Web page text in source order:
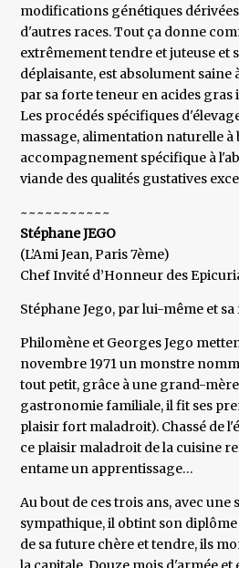
modifications génétiques
d'autres races. Tout ça donne
extrêmement tendre et juteuse et
déplaisante, est absolument saine
par sa forte teneur en acides gras
Les procédés spécifiques
massage, alimentation naturelle à
accompagnement spécifique à
viande des qualités gustatives
~~~~~~~~~~~
Stéphane JEGO
(L’Ami Jean, Paris 7ème)
Chef Invité d’Honneur des
Stéphane Jego, par lui-même et
Philomène et Georges Jego
novembre 1971 un monstre
tout petit, grâce à une grand-
gastronomie familiale, il fit ses
plaisir fort maladroit). Chassé de
ce plaisir maladroit de la cuisine
entame un apprentissage…
Au bout de ces trois ans, avec
sympathique, il obtint son
de sa future chère et tendre, ils